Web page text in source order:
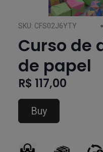
SKU: CFS02J6YTY
Curso de
de papel
R$ 117,00
Buy